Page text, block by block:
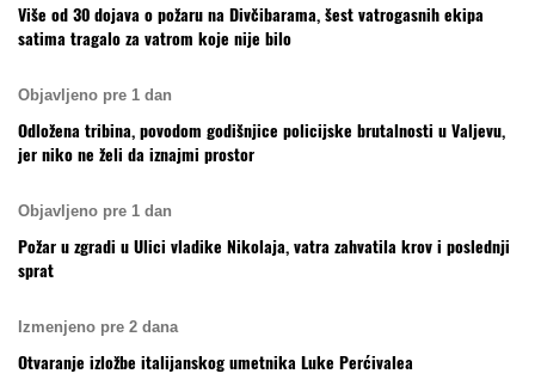
Više od 30 dojava o požaru na Divčibarama, šest vatrogasnih ekipa
satima tragalo za vatrom koje nije bilo
Objavljeno pre 1 dan
Odložena tribina, povodom godišnjice policijske brutalnosti u Valjevu,
jer niko ne želi da iznajmi prostor
Objavljeno pre 1 dan
Požar u zgradi u Ulici vladike Nikolaja, vatra zahvatila krov i poslednji
sprat
Izmenjeno pre 2 dana
Otvaranje izložbe italijanskog umetnika Luke Perćivalea